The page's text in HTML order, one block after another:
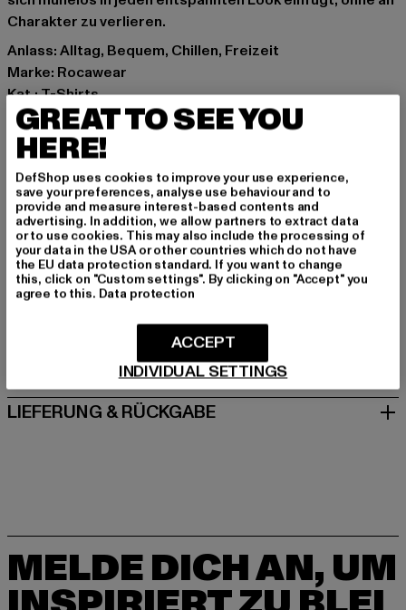
Charakter zu verlieren.
Anlass: Alltag, Bequem, Chillen, Freizeit
Marke: Rocawear
Kat.: T-Shirts
Farbe: beige
Hersteller Farbe: beige
Materialzusammensetzung: 100% Baumwolle
Art.Nr: RWLTS005-00003
Hersteller: TB International GmbH |info@tbint.de
Dr.-Robert-Murjahn-Straße 7 | 64372 Ober-Ramstadt |
DE
GRÖSSE & PASSFORM
PFLEGEHINWEISE
LIEFERUNG & RÜCKGABE
MELDE DICH AN, UM
GREAT TO SEE YOU
HERE!
DefShop uses cookies to improve your use experience,
save your preferences, analyse use behaviour and to
provide and measure interest-based contents and
advertising. In addition, we allow partners to extract data
or to use cookies. This may also include the processing of
your data in the USA or other countries which do not have
the EU data protection standard. If you want to change
this, click on "Custom settings". By clicking on "Accept" you
agree to this. Data protection
INDIVIDUAL SETTINGS
ACCEPT